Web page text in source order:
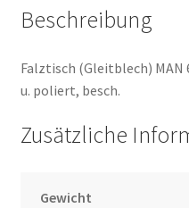
Beschreibung
Falztisch (Gleitblech) MAN
u. poliert, besch.
Zusätzliche
Gewicht